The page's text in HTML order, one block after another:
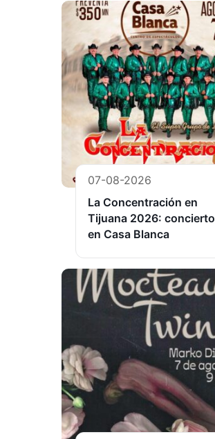
07-08-2026
La Concentración en
Tijuana 2026: concierto
en Casa Blanca